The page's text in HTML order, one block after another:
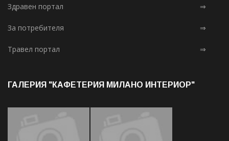
Здравен портал ⇒
За потребителя ⇒
Травел портал ⇒
ГАЛЕРИЯ "КАФЕТЕРИЯ МИЛАНО ИНТЕРИОР"